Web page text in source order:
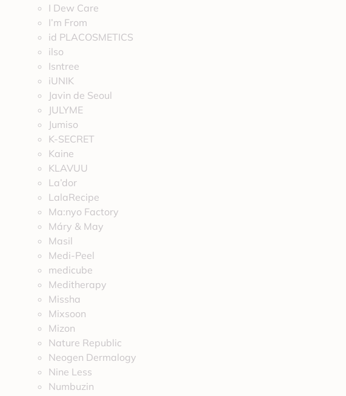
I Dew Care
I’m From
id PLACOSMETICS
ilso
Isntree
iUNIK
Javin de Seoul
JULYME
Jumiso
K-SECRET
Kaine
KLAVUU
La’dor
LalaRecipe
Ma:nyo Factory
Máry & May
Masil
Medi-Peel
medicube
Meditherapy
Missha
Mixsoon
Mizon
Nature Republic
Neogen Dermalogy
Nine Less
Numbuzin